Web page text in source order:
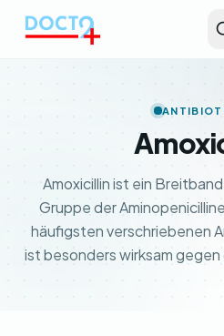
Amoxicillin ist ein
Gruppe der
häufigsten verschriebenen
ist besonders wirksam